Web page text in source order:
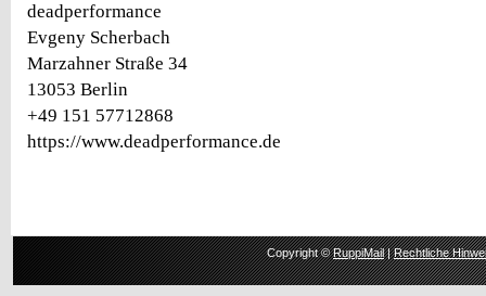
deadperformance
Evgeny Scherbach
Marzahner Straße 34
13053 Berlin
+49 151 57712868
https://www.deadperformance.de
Copyright ©RuppiMail|Rechtliche